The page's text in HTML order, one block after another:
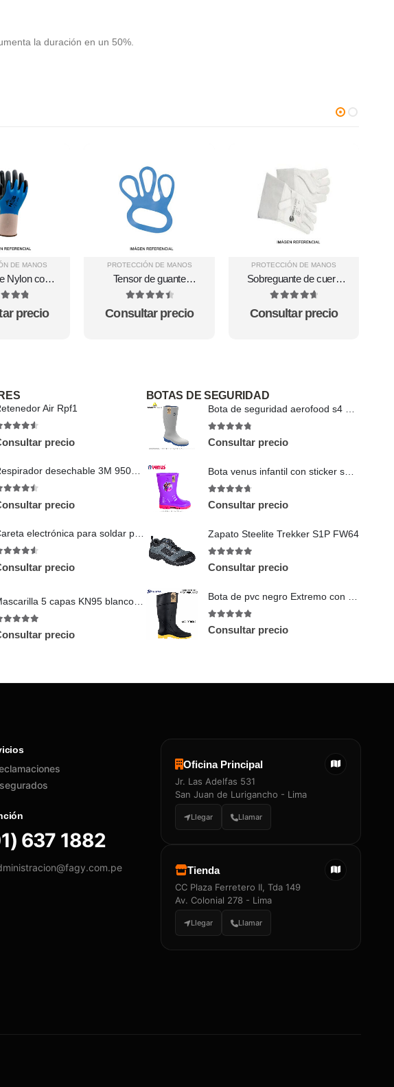
la duración en un 50%.
DE MANOS
Nylon con
de
96785
out of 5
precio
PROTECCIÓN DE MANOS
Tensor de guante
GloveFitter
4.63 out of 5
Consultar precio
PROTECCIÓN DE MANOS
Sobreguante de cuero
Sibille Safe
4.75 out of 5
Consultar precio
Air Rpf1
precio
Respirador desechable 3M 9502+ N95 | 50 UNDS
precio
Careta electrónica para soldar panel digital TRUPER 102228
precio
out of 5
precio
BOTAS DE SEGURIDAD
Consultar precio
Bota venus infantil con sticker soberanas violeta fucsia
4.67 out of 5
Consultar precio
Zapato Steelite Trekker S1P FW64
4.89 out of 5
Consultar precio
Bota de pvc negro Extremo con punta de acero
4.8 out of 5
Consultar precio
637 1882
Oficina Principal
Jr. Las Adelfas 531
San Juan de Lurigancho - Lima
Llegar Llamar
Tienda
CC Plaza Ferretero II, Tda 149
Av. Colonial 278 - Lima
Llegar Llamar